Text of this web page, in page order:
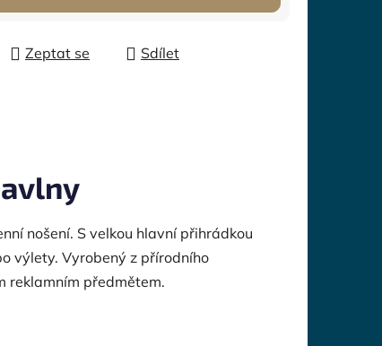
Zeptat se Sdílet
nošení. S velkou hlavní přihrádkou
výlety. Vyrobený z přírodního
reklamním předmětem.